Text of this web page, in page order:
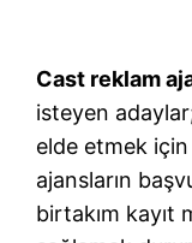
Cast reklam
isteyen
elde etmek
ajansların
birtakım kayıt